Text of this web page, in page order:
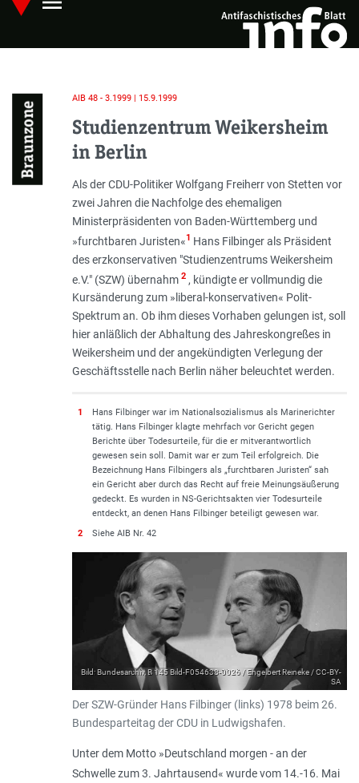
Skip
main
Hauptmenü öffnen
Braunzone
AIB 48 - 3.1999 | 15.9.1999
Studienzentrum Weikersheim
in Berlin
Einleitung
Als der CDU-Politiker Wolfgang Freiherr von Stetten vor
zwei Jahren die Nachfolge des ehemaligen
Ministerpräsidenten von Baden-Württemberg und
»furchtbaren Juristen«1 Hans Filbinger als Präsident
des erzkonservativen "Studienzentrums Weikersheim
e.V." (SZW) übernahm 2, kündigte er vollmundig die
Kursänderung zum »liberal-konservativen« Polit-
Spektrum an. Ob ihm dieses Vorhaben gelungen ist, soll
hier anläßlich der Abhaltung des Jahreskongreßes in
Weikersheim und der angekündigten Verlegung der
Geschäftsstelle nach Berlin näher beleuchtet werden.
1
Hans Filbinger war im Nationalsozialismus als Marinerichter
tätig. Hans Filbinger klagte mehrfach vor Gericht gegen
Berichte über Todesurteile, für die er mitverantwortlich
gewesen sein soll. Damit war er zum Teil erfolgreich. Die
Bezeichnung Hans Filbingers als „furchtbaren Juristen“ sah
ein Gericht aber durch das Recht auf freie Meinungsäußerung
gedeckt. Es wurden in NS-Gerichtsakten vier Todesurteile
entdeckt, an denen Hans Filbinger beteiligt gewesen war.
2
Siehe AIB Nr. 42
Bild: Bundesarchiv, B 145 Bild-F054633-0026 / Engelbert Reineke / CC-BY-
SA
Der SZW-Gründer Hans Filbinger (links) 1978 beim 26.
Bundesparteitag der CDU in Ludwigshafen.
Unter dem Motto »Deutschland morgen - an der
Schwelle zum 3. Jahrtausend« wurde vom 14.-16. Mai